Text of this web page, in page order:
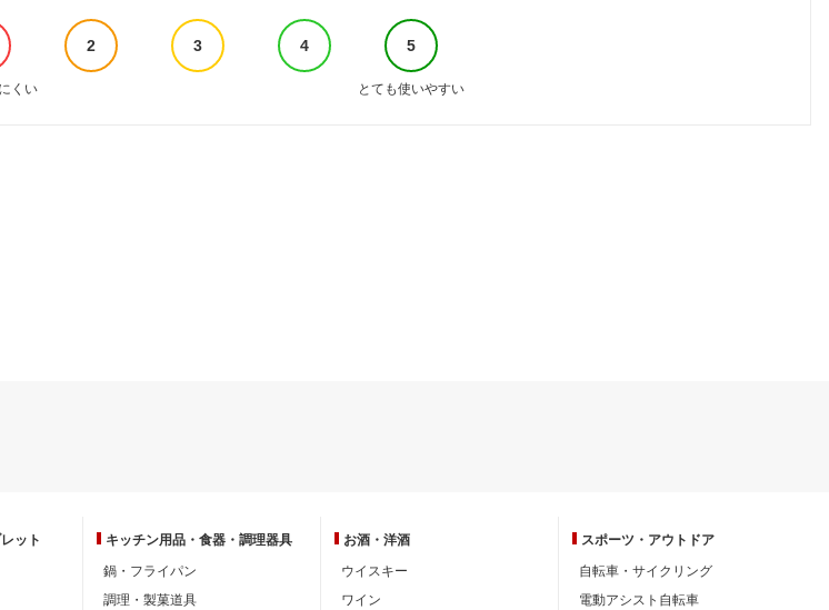
2 3 4 5
くい とても使いやすい
ット
キッチン用品・ 食器・調理器具
鍋・フライパン
調理・製菓道具
お酒・洋酒
ウイスキー
ワイン
スポーツ・ アウトドア
自転車・サイクリング
電動アシスト自転車